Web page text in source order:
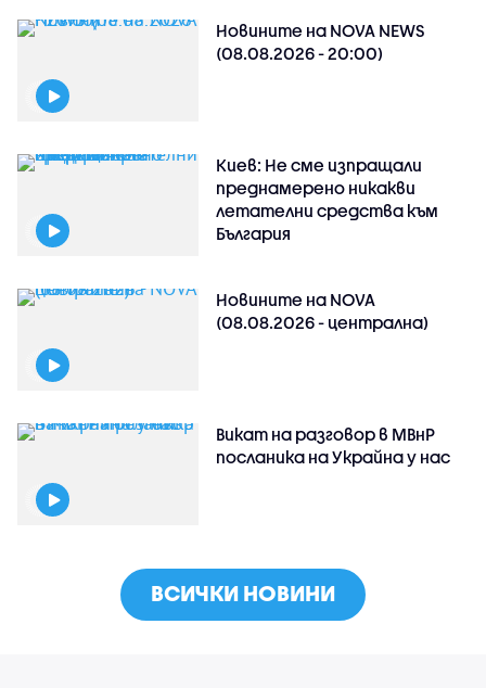
Новините на NOVA NEWS
(08.08.2026 - 20:00)
Киев: Не сме изпращали
преднамерено никакви
летателни средства към
България
Новините на NOVA
(08.08.2026 - централна)
Викат на разговор в МВнР
посланика на Украйна у нас
ВСИЧКИ НОВИНИ